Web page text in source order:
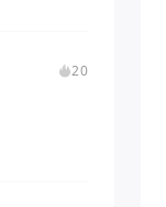
20